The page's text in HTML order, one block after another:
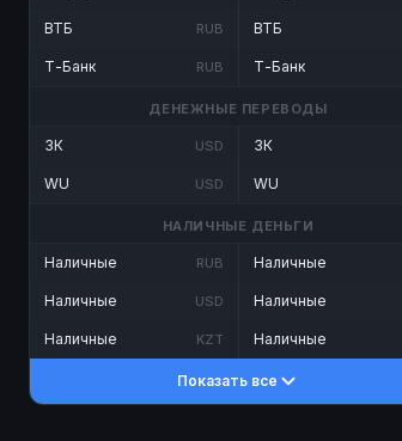
ВТБ RUB
Т-Банк RUB
ВТБ
Т-Банк
ДЕНЕЖНЫЕ ПЕРЕВОДЫ
ЗК USD
WU USD
ЗК
WU
НАЛИЧНЫЕ ДЕНЬГИ
Наличные RUB
Наличные USD
Наличные KZT
Наличные
Наличные
Наличные
Показать все